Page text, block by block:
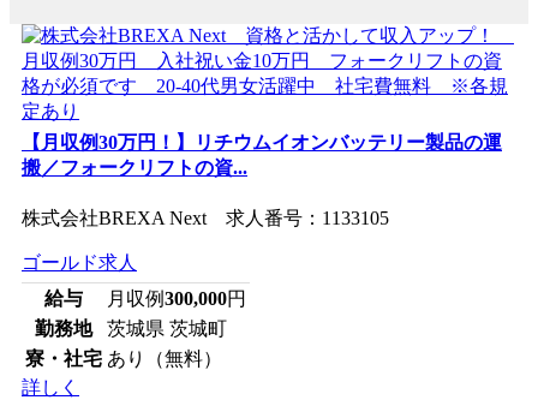
【月収例30万円！】リチウムイオンバッテリー製品の運
搬／フォークリフトの資...
株式会社BREXA Next 求人番号：1133105
ゴールド求人
給与
月収例300,000円
勤務地
茨城県 茨城町
寮・社宅 あり（無料）
詳しく